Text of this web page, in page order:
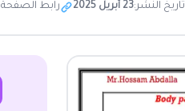
تاريخ النشر:23 أبريل 2025 رابط